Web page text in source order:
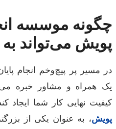
موسسه انجام
می‌تواند به
پر پیچ‌وخم انجام پایان
و مشاور خبره
نهایی کار شما ایجاد کند.
، به عنوان یکی از